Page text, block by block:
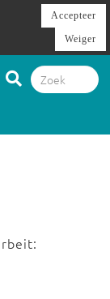
Accepteer
Weiger